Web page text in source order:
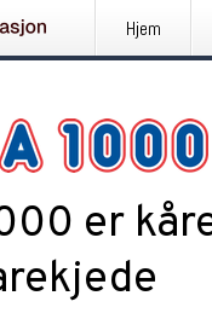
Hjem
er